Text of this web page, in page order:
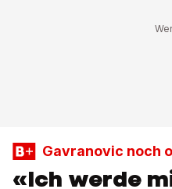
Gavranovic noch
«Ich werde